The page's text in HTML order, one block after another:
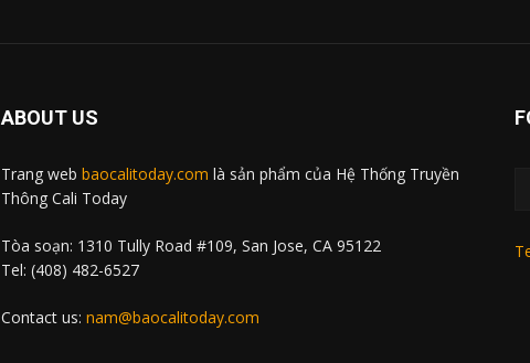
ABOUT US
Trang web baocalitoday.com là sản phẩm của Hệ Thống Truyền
Thông Cali Today
Tòa soạn: 1310 Tully Road #109, San Jose, CA 95122
Tel: (408) 482-6527
Contact us: nam@baocalitoday.com